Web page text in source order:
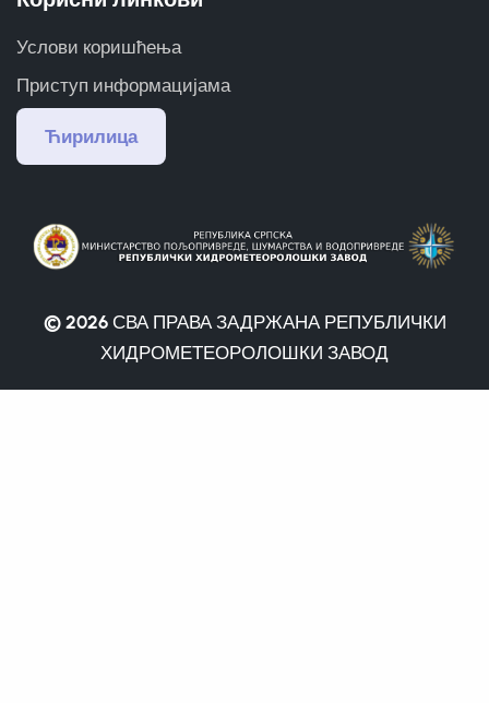
Услови коришћења
Приступ информацијама
Ћирилица
© 2026СВА ПРАВА ЗАДРЖАНА РЕПУБЛИЧКИ
ХИДРОМЕТЕОРОЛОШКИ ЗАВОД